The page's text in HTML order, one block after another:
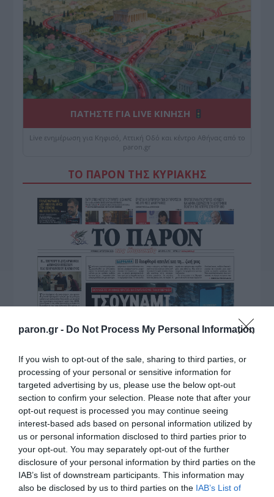
paron.gr - Do Not Process My Personal Information
If you wish to opt-out of the sale, sharing to third parties, or
processing of your personal or sensitive information for
targeted advertising by us, please use the below opt-out
section to confirm your selection. Please note that after your
opt-out request is processed you may continue seeing
interest-based ads based on personal information utilized by
us or personal information disclosed to third parties prior to
your opt-out. You may separately opt-out of the further
disclosure of your personal information by third parties on the
IAB’s list of downstream participants. This information may
also be disclosed by us to third parties on the IAB’s List of
ΠΑΤΗΣΤΕ ΓΙΑ LIVE ΚΙΝΗΣΗ
Live ενημέρωση για Κηφισό, Αττική Οδό και κέντρο Αθήνας από το
paron.gr
ΤΟ ΠΑΡΟΝ ΤΗΣ ΚΥΡΙΑΚΗΣ